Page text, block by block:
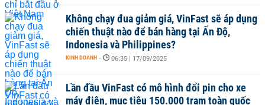
Không chạy đua giảm giá, VinFast sẽ áp dụng
chiến thuật nào để bán hàng tại Ấn Độ,
Indonesia và Philippines?
KINH DOANH - 06:35 | 17/09/2025
Lần đầu VinFast có mô hình đổi pin cho xe
máy điện, mục tiêu 150.000 trạm toàn quốc